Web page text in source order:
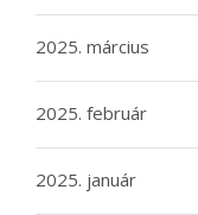
2025. március
2025. február
2025. január